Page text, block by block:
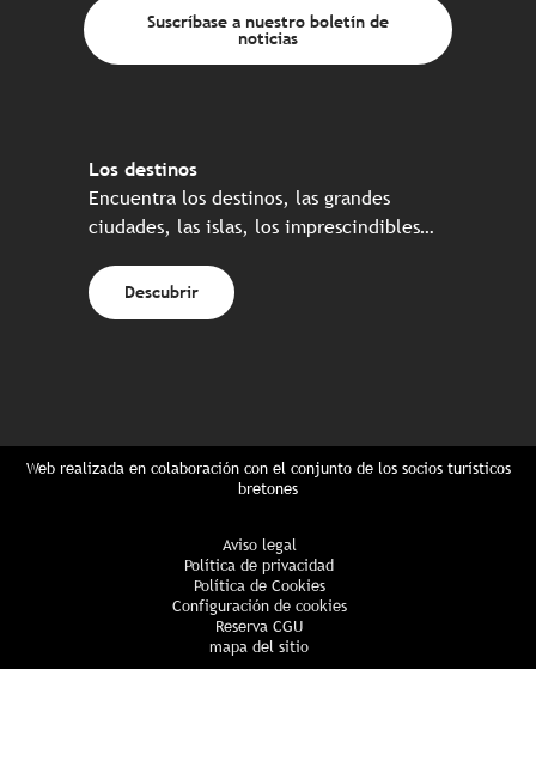
Suscríbase a nuestro boletín de
noticias
Los destinos
Encuentra los destinos, las grandes
ciudades, las islas, los imprescindibles…
Descubrir
Web realizada en colaboración con el conjunto de los socios turísticos
bretones
Aviso legal
Política de privacidad
Política de Cookies
Configuración de cookies
Reserva CGU
mapa del sitio